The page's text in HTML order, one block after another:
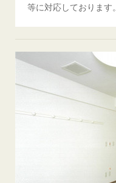
等に対応しております。